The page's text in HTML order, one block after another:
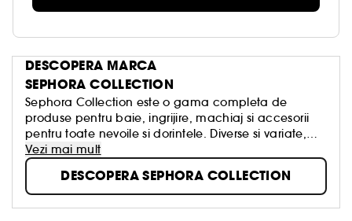
DESCOPERA MARCA
SEPHORA COLLECTION
Sephora Collection este o gama completa de
produse pentru baie, ingrijire, machiaj si accesorii
pentru toate nevoile si dorintele. Diverse si variate,
creative si rafinate, concepute cu respect pentru
calitatea autentica, aceste produse au fost create
pentru a transforma frumusetea intr-o placere
accesibila tuturor, simpla, distractiva si intotdeauna
in tendinte!
Vezi mai mult
DESCOPERA SEPHORA COLLECTION